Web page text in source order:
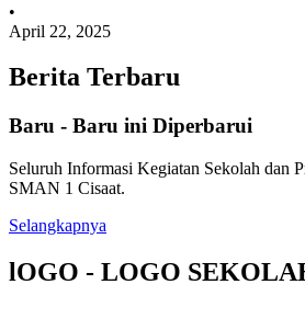
•
April 22, 2025
Berita Terbaru
Baru - Baru ini Diperbarui
Seluruh Informasi Kegiatan Sekolah dan
SMAN 1 Cisaat.
Selangkapnya
lOGO - LOGO